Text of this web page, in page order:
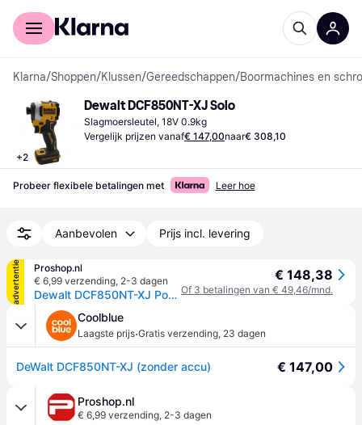
Voor shoppers
Klarna/Shoppen/Klussen/Gereedschappen/Boormachines en
+2
Dewalt DCF850NT-XJ Solo
Slagmoersleutel, 18V 0.9kg
Vergelijk prijzen vanaf€ 147,00naar€ 308,10
Probeer flexibele betalingen met Leer hoe
Aanbevolen Prijs incl. levering
advertentie
Proshop.nl
€ 6,99 verzending, 2-3 dagen
Dewalt DCF850NT-XJ Power Screwdriver / Impact Driver
€ 148,38
Of 3 betalingen van € 49,46/mnd.
Coolblue
Laagste prijs·Gratis verzending, 23 dagen
DeWalt DCF850NT-XJ (zonder accu) € 147,00
Proshop.nl
€ 6,99 verzending, 2-3 dagen